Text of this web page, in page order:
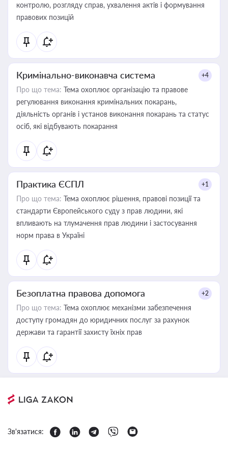
контролю, розгляду справ, ухвалення актів і формування
правових позицій
Кримінально-виконавча система +4
Про що тема: Тема охоплює організацію та правове
регулювання виконання кримінальних покарань,
діяльність органів і установ виконання покарань та статус
осіб, які відбувають покарання
Практика ЄСПЛ +1
Про що тема: Тема охоплює рішення, правові позиції та
стандарти Європейського суду з прав людини, які
впливають на тлумачення прав людини і застосування
норм права в Україні
Безоплатна правова допомога +2
Про що тема: Тема охоплює механізми забезпечення
доступу громадян до юридичних послуг за рахунок
держави та гарантії захисту їхніх прав
Зв'язатися: